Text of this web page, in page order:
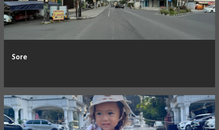
t
n
Sore